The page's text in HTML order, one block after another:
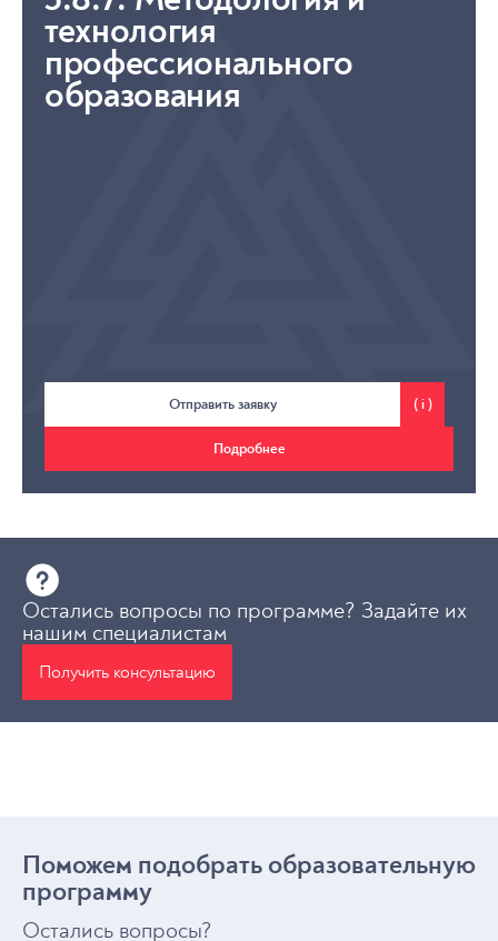
технология
профессионального
образования
( i )
Отправить заявку
Подробнее
Остались вопросы по программе? Задайте их
нашим специалистам
Получить консультацию
Поможем подобрать образовательную
программу
Остались вопросы?